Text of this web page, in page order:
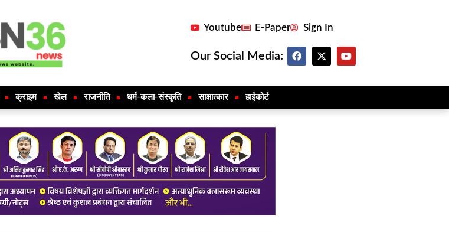
Youtube E-Paper Sign In
Our Social Media:
क्राइम खेल राजनीति धर्म-कला-संस्कृति साक्षात्कार हाईकोर्ट